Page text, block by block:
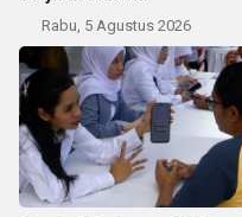
Rabu, 5 Agustus 2026